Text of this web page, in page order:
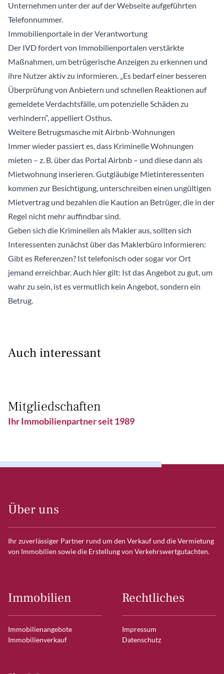
Unternehmen unter der auf der Webseite aufgeführten
Telefonnummer.
Immobilienportale in der Verantwortung
Der IVD fordert von Immobilienportalen verstärkte
Maßnahmen, um betrügerische Anzeigen zu erkennen und
ihre Nutzer aktiv zu informieren. „Es bedarf einer besseren
Überprüfung von Anbietern und schnellen Reaktionen auf
gemeldete Verdachtsfälle, um potenzielle Schäden zu
verhindern“, appelliert Osthus.
Weitere Betrugsmasche mit Airbnb-Wohnungen
Immer wieder passiert es, dass Kriminelle Wohnungen
mieten – z. B. über das Portal Airbnb – und diese dann als
Mietwohnung inserieren. Gutgläubige Mietinteressenten
kommen zur Besichtigung, unterschreiben einen ungültigen
Mietvertrag und bezahlen die Kaution an Betrüger, die in der
Regel nicht mehr auffindbar sind.
Geben sich die Kriminellen als Makler aus, sollten sich
Interessenten zunächst über das Maklerbüro informieren:
Gibt es Referenzen? Ist telefonisch oder sogar vor Ort
jemand erreichbar. Auch hier gilt: Ist das Angebot zu gut, um
wahr zu sein, ist es vermutlich kein Angebot, sondern ein
Betrug.
Auch interessant
Mitgliedschaften
Ihr Immobilienpartner seit 1989
Über uns
Ihr zuverlässiger Partner rund um den Verkauf und die Vermietung
von Immobilien sowie die Erstellung von Verkehrswertgutachten.
Immobilien
Immobilienangebote
Immobilienverkauf
Rechtliches
Impressum
Datenschutz